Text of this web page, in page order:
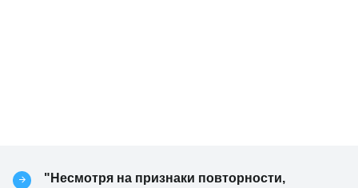
"Несмотря на признаки повторности,